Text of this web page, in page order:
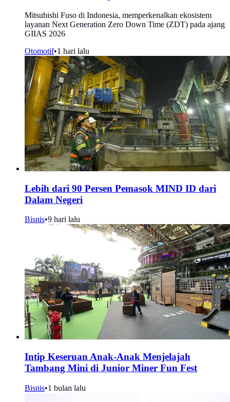
Mitsubishi Fuso di Indonesia, memperkenalkan ekosistem
layanan Next Generation Zero Down Time (ZDT) pada ajang
GIIAS 2026
Otomotif•1 hari lalu
Lebih dari 90 Persen Pemasok MIND ID dari
Dalam Negeri
Bisnis•9 hari lalu
Intip Keseruan Anak-Anak Menjelajah
Tambang Mini di Junior Miner Fun Fest
Bisnis•1 bulan lalu